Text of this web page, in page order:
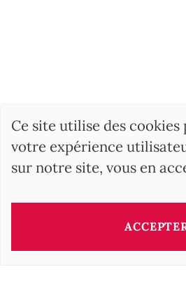
RECHERCHER
Ce site utilise des
votre expérience
sur notre site, vous en